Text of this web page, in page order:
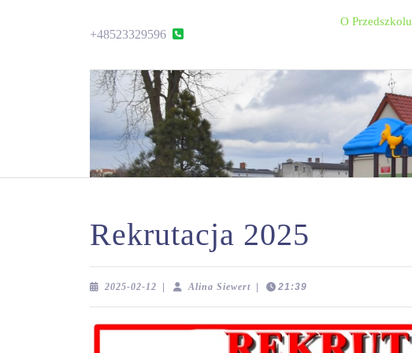
+48523329596 +48523329596
O Przedszkolu
Rekrutacja 2025
2025-02-12 2025-
Alina SiewertAlina 21:39